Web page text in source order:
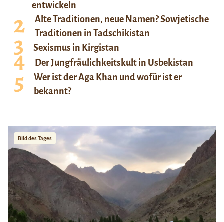
entwickeln
Alte Traditionen, neue Namen? Sowjetische
Traditionen in Tadschikistan
Sexismus in Kirgistan
Der Jungfräulichkeitskult in Usbekistan
Wer ist der Aga Khan und wofür ist er
bekannt?
Bild des Tages